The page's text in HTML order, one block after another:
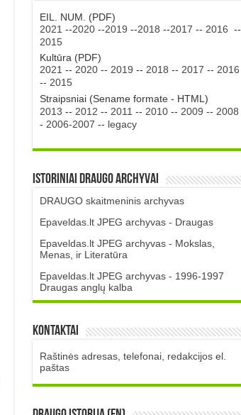
EIL. NUM. (PDF)
2021 --2020--2019 --2018 --2017 -- 2016 --
2015
Kultūra (PDF)
2021 -- 2020-- 2019 -- 2018 -- 2017 -- 2016
-- 2015
Straipsniai (Sename formate - HTML)
2013 -- 2012 -- 2011 -- 2010-- 2009 -- 2008
- 2006-2007 -- legacy
Istoriniai DRAUGO Archyvai
DRAUGO skaitmeninis archyvas
Epaveldas.lt JPEG archyvas - Draugas
Epaveldas.lt JPEG archyvas - Mokslas,
Menas, ir Literatūra
Epaveldas.lt JPEG archyvas - 1996-1997
Draugas anglų kalba
Kontaktai
Raštinės adresas, telefonai, redakcijos el.
paštas